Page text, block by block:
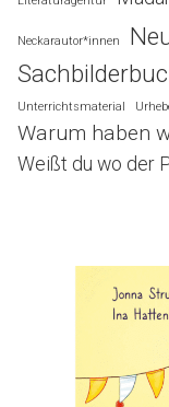
Neckarautor*innen
Unterrichtsmaterial
Warum haben
Weißt du wo der